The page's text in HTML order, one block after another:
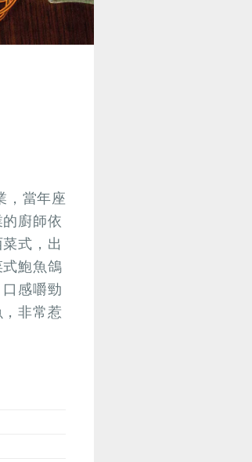
，當年座
廚師依
式，出
鮑魚鴿
感嚼勁
非常惹